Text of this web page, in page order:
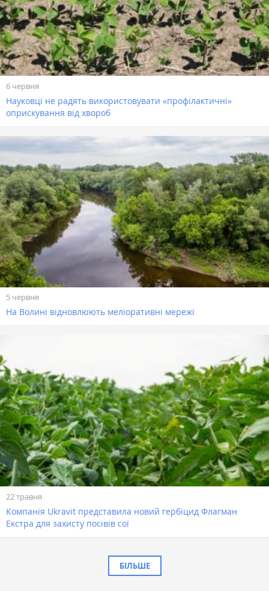
6 червня
Науковці не радять використовувати «профілактичні»
оприскування від хвороб
5 червня
На Волині відновлюють меліоративні мережі
22 травня
Компанія Ukravit представила новий гербіцид Флагман
Екстра для захисту посівів сої
БІЛЬШЕ